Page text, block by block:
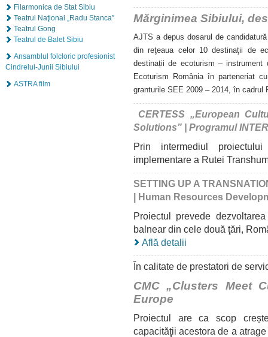
Filarmonica de Stat Sibiu
Teatrul Naţional „Radu Stanca”
Teatrul Gong
Teatrul de Balet Sibiu
Ansamblul folcloric profesionist
Cindrelul-Junii Sibiului
ASTRA film
Mărginimea Sibiului,
AJTS a depus dosarul de
din reţeaua celor 10 destinaţii de
destinații de ecoturism – instrument
Ecoturism România în parteneriat
granturile SEE 2009 – 2014, în
CERTESS „European
Solutions” | Programul
Prin intermediul
implementare a Rutei
SETTING UP A
| Human Resources
Proiectul prevede
balnear din cele două ţări,
Află detalii
În calitate de prestatori de
CMC „Clusters Meet
Europe
Proiectul are ca scop
capacităţii acestora de a atrage